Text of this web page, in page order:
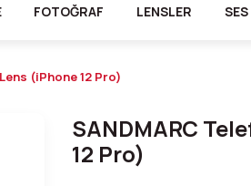
FOTOĞRAF LENSLER SES
(iPhone 12 Pro)
SANDMARC
12 Pro)